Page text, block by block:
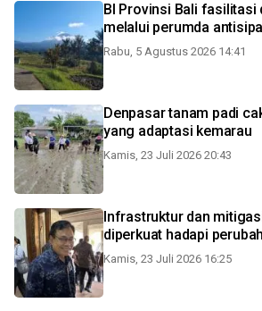
BI Provinsi Bali fasilitasi
melalui perumda
Rabu, 5 Agustus 2026 14:41
Denpasar tanam padi
yang adaptasi kemarau
Kamis, 23 Juli 2026 20:43
Infrastruktur dan
diperkuat hadapi
Kamis, 23 Juli 2026 16:25